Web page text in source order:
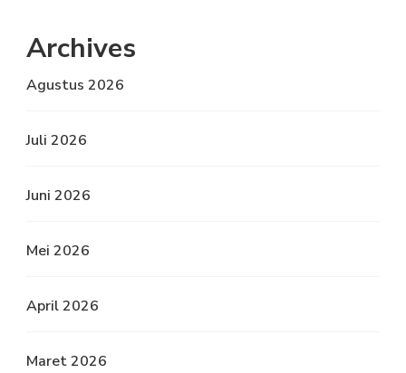
Archives
Agustus 2026
Juli 2026
Juni 2026
Mei 2026
April 2026
Maret 2026